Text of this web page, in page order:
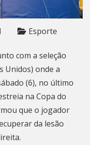
Esporte
com a seleção
Unidos) onde a
(6), no último
na Copa do
que o jogador
da lesão